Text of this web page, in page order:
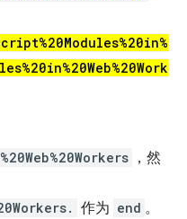
，然
作为 end 。